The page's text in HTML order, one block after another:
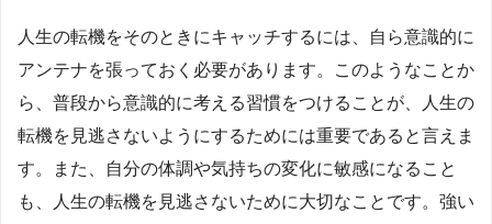
人生の転機をそのときにキャッチするには、自ら意識的に
アンテナを張っておく必要があります。このようなことか
ら、普段から意識的に考える習慣をつけることが、人生の
転機を見逃さないようにするためには重要であると言えま
す。また、自分の体調や気持ちの変化に敏感になること
も、人生の転機を見逃さないために大切なことです。強い